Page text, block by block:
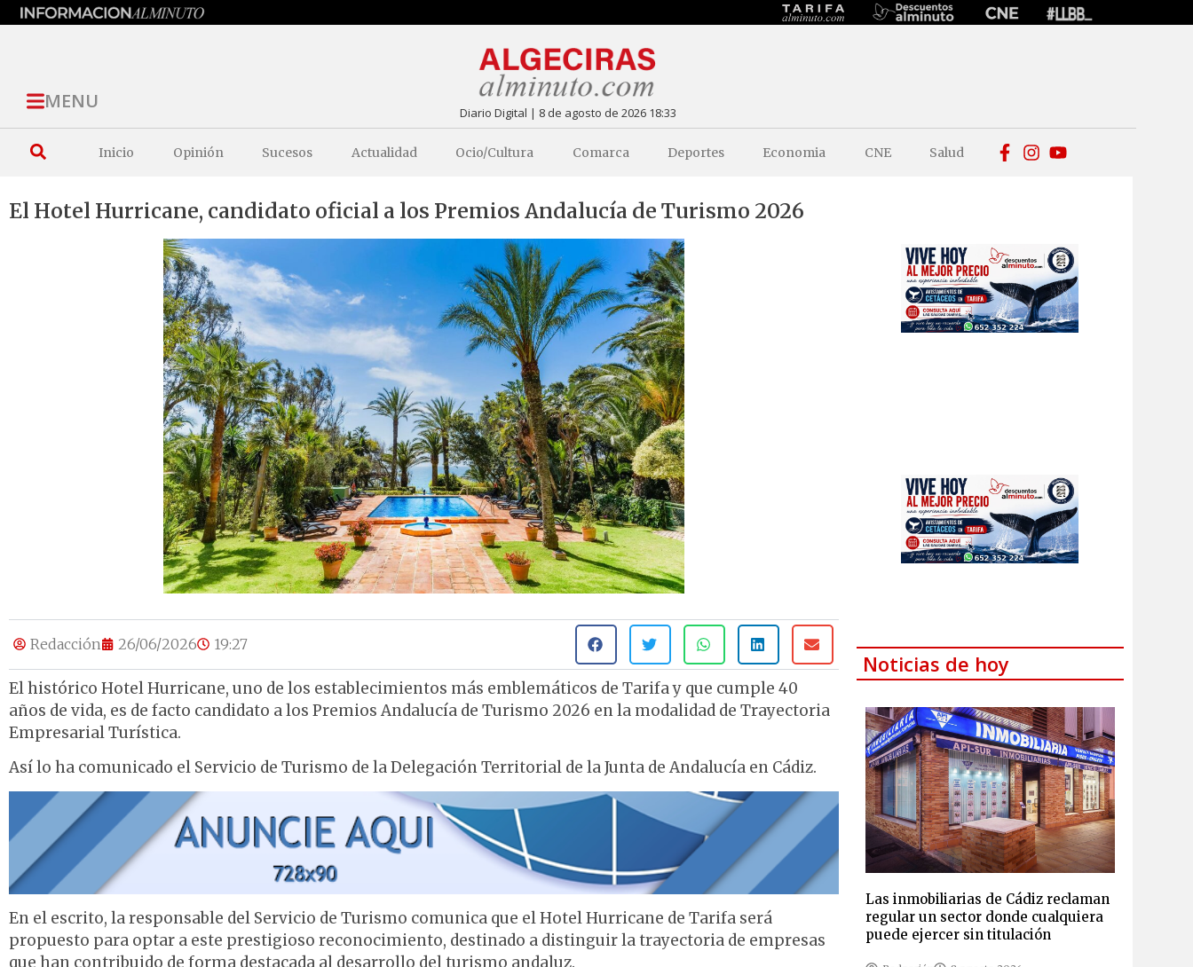
MENU Diario Digital | 8 de agosto de 2026 18:33
Inicio Opinión Sucesos Actualidad Ocio/Cultura Comarca Deportes Economia CNE Salud
El Hotel Hurricane, candidato oficial a los Premios Andalucía de Turismo 2026
Redacción 26/06/2026 19:27
El histórico Hotel Hurricane, uno de los establecimientos más emblemáticos de Tarifa y que cumple 40
años de vida, es de facto candidato a los Premios Andalucía de Turismo 2026 en la modalidad de Trayectoria
Empresarial Turística.
Así lo ha comunicado el Servicio de Turismo de la Delegación Territorial de la Junta de Andalucía en Cádiz.
En el escrito, la responsable del Servicio de Turismo comunica que el Hotel Hurricane de Tarifa será
propuesto para optar a este prestigioso reconocimiento, destinado a distinguir la trayectoria de empresas
que han contribuido de forma destacada al desarrollo del turismo andaluz.
Noticias de hoy
Las inmobiliarias de Cádiz reclaman
regular un sector donde cualquiera
puede ejercer sin titulación